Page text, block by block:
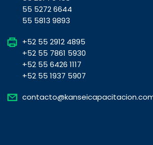
55 5272 6644
55 5813 9893
+52 55 2912 4895
+52 55 7861 5930
+52 55 6426 1117
+52 55 1937 5907